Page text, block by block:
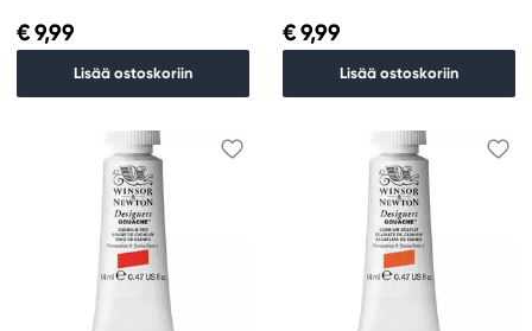
€ 9,99
Lisää ostoskoriin
€ 9,99
Lisää ostoskoriin